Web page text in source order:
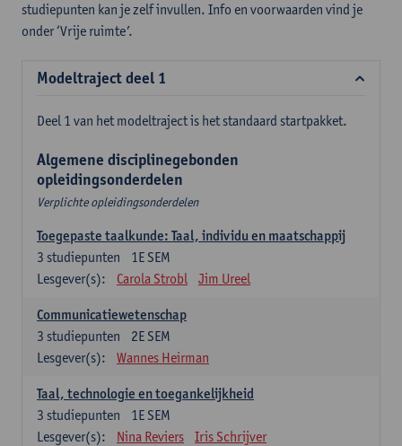
studiepunten kan je zelf invullen. Info en voorwaarden vind je
onder ‘Vrije ruimte’.
Modeltraject deel 1
Deel 1 van het modeltraject is het standaard startpakket.
Algemene disciplinegebonden
opleidingsonderdelen
Verplichte opleidingsonderdelen
Toegepaste taalkunde: Taal, individu en maatschappij
1E SEM
3 studiepunten
Lesgever(s):
Carola Strobl Jim Ureel
Communicatiewetenschap
2E SEM
3 studiepunten
Lesgever(s):
Wannes Heirman
Taal, technologie en toegankelijkheid
1E SEM
3 studiepunten
Lesgever(s):
Nina Reviers
Iris Schrijver